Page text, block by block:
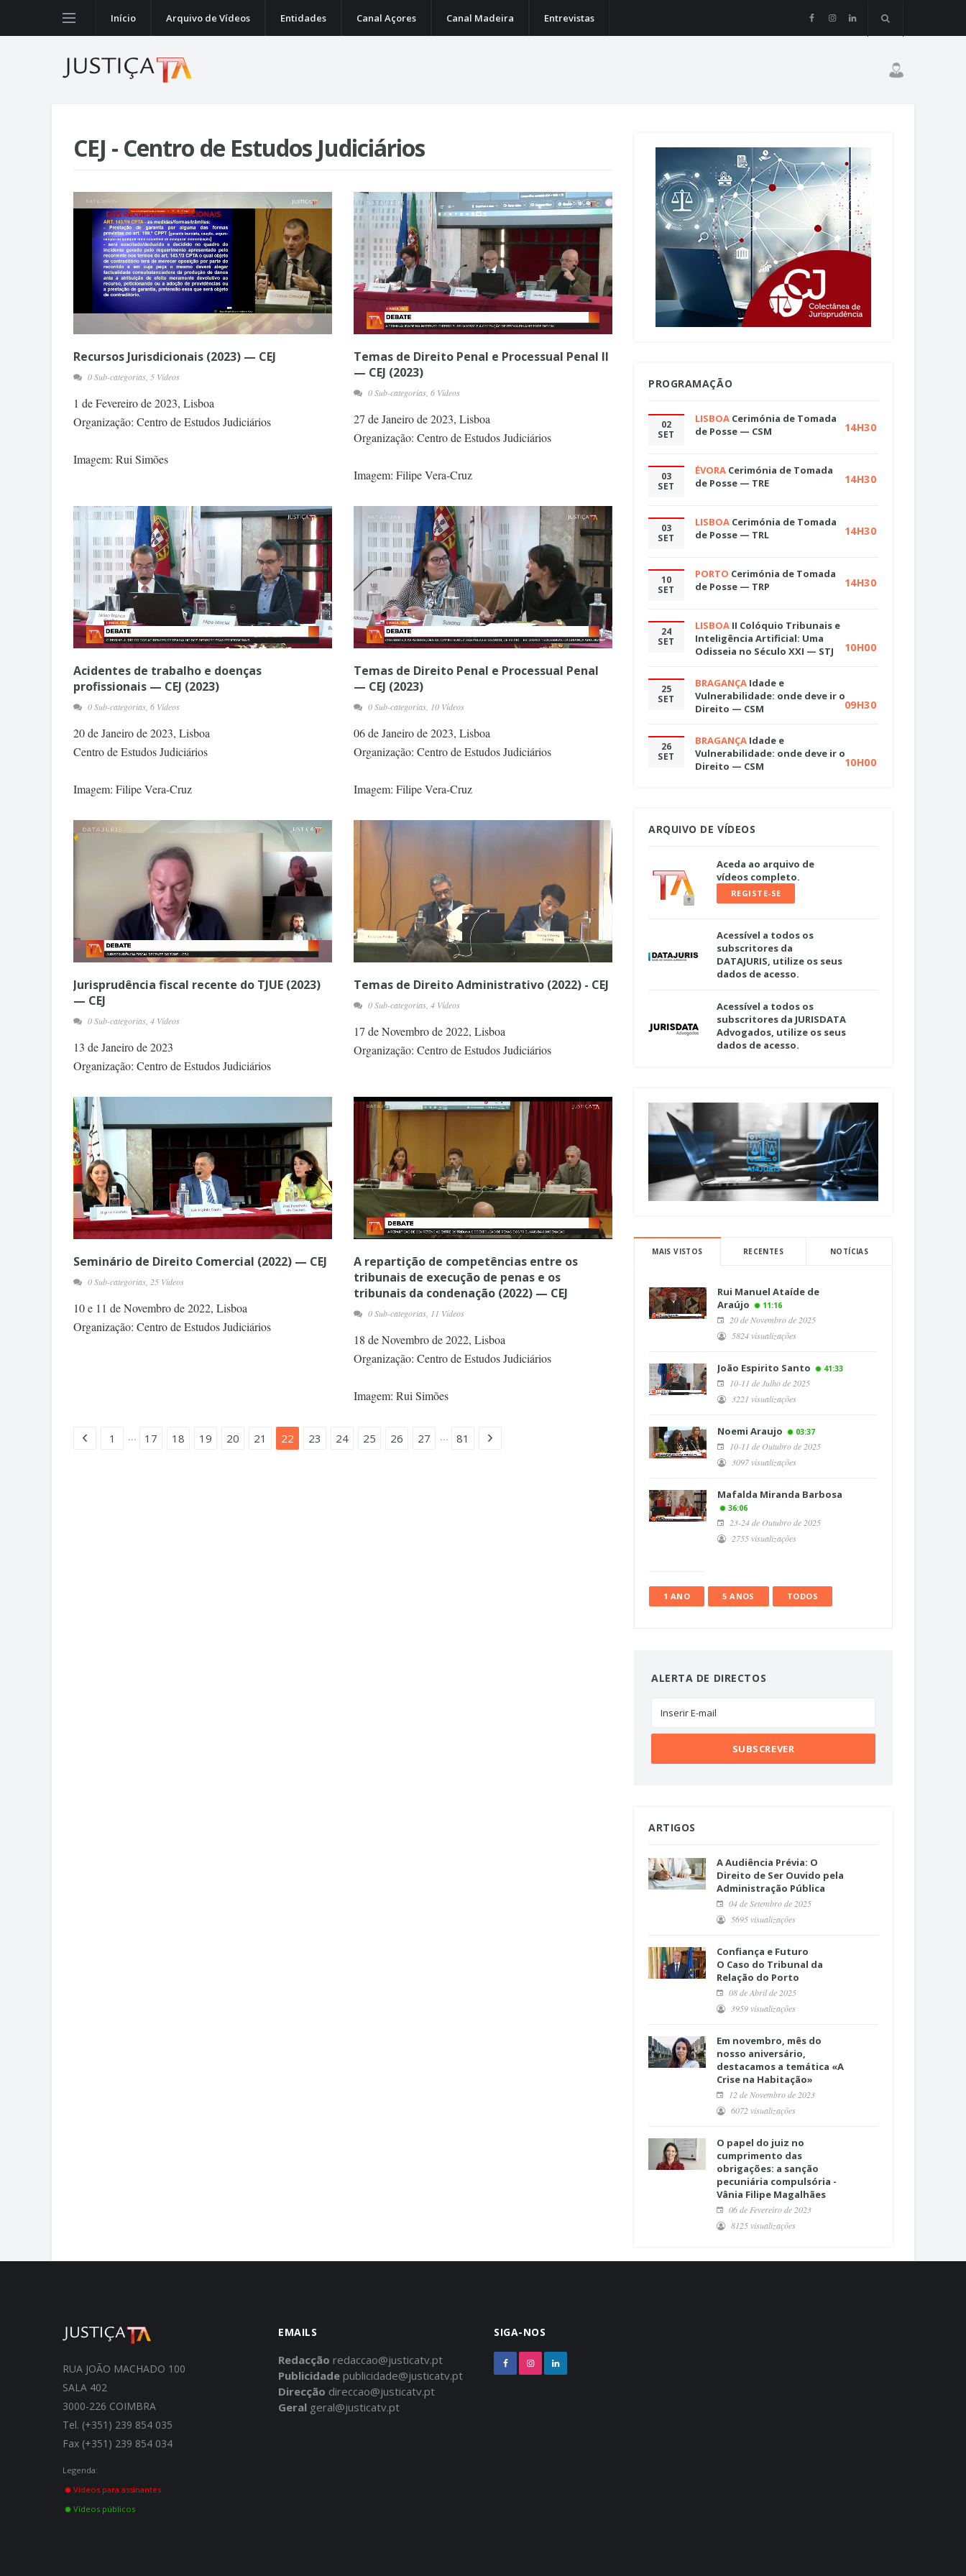
Início Arquivo de Vídeos Entidades Canal Açores Canal Madeira Entrevistas
CEJ - Centro de Estudos Judiciários
Recursos Jurisdicionais (2023) — CEJ
0 Sub-categorias, 5 Vídeos
1 de Fevereiro de 2023, Lisboa
Organização: Centro de Estudos Judiciários
Imagem: Rui Simões
Temas de Direito Penal e Processual Penal II
— CEJ (2023)
0 Sub-categorias, 6 Vídeos
27 de Janeiro de 2023, Lisboa
Organização: Centro de Estudos Judiciários
Imagem: Filipe Vera-Cruz
Acidentes de trabalho e doenças
profissionais — CEJ (2023)
0 Sub-categorias, 6 Vídeos
20 de Janeiro de 2023, Lisboa
Centro de Estudos Judiciários
Imagem: Filipe Vera-Cruz
Temas de Direito Penal e Processual Penal
— CEJ (2023)
0 Sub-categorias, 10 Vídeos
06 de Janeiro de 2023, Lisboa
Organização: Centro de Estudos Judiciários
Imagem: Filipe Vera-Cruz
Jurisprudência fiscal recente do TJUE (2023)
— CEJ
0 Sub-categorias, 4 Vídeos
13 de Janeiro de 2023
Organização: Centro de Estudos Judiciários
Temas de Direito Administrativo (2022) - CEJ
0 Sub-categorias, 4 Vídeos
17 de Novembro de 2022, Lisboa
Organização: Centro de Estudos Judiciários
Seminário de Direito Comercial (2022) — CEJ
0 Sub-categorias, 25 Vídeos
10 e 11 de Novembro de 2022, Lisboa
Organização: Centro de Estudos Judiciários
A repartição de competências entre os
tribunais de execução de penas e os
tribunais da condenação (2022) — CEJ
0 Sub-categorias, 11 Vídeos
18 de Novembro de 2022, Lisboa
Organização: Centro de Estudos Judiciários
Imagem: Rui Simões
1 ... 17 18 19 20 21 22 23 24 25 26 27 ... 81
PROGRAMAÇÃO
02
SET
LISBOA Cerimónia de Tomada
de Posse — CSM
14H30
03
SET
ÉVORA Cerimónia de Tomada
de Posse — TRE
14H30
03
SET
LISBOA Cerimónia de Tomada
de Posse — TRL
14H30
10
SET
PORTO Cerimónia de Tomada
de Posse — TRP
14H30
24
SET
LISBOA II Colóquio Tribunais e
Inteligência Artificial: Uma
Odisseia no Século XXI — STJ
10H00
25
SET
BRAGANÇA Idade e
Vulnerabilidade: onde deve ir o
Direito — CSM
09H30
26
SET
BRAGANÇA Idade e
Vulnerabilidade: onde deve ir o
Direito — CSM
10H00
ARQUIVO DE VÍDEOS
Aceda ao arquivo de
vídeos completo.
REGISTE-SE
Acessível a todos os
subscritores da
DATAJURIS, utilize os seus
dados de acesso.
Acessível a todos os
subscritores da JURISDATA
Advogados, utilize os seus
dados de acesso.
MAIS VISTOS RECENTES NOTÍCIAS
Rui Manuel Ataíde de
Araújo
11:16
20 de Novembro de 2025
5824 visualizações
João Espirito Santo 41:33
10-11 de Julho de 2025
3221 visualizações
Noemi Araujo 03:37
10-11 de Outubro de 2025
3097 visualizações
Mafalda Miranda Barbosa
36:06
23-24 de Outubro de 2025
2755 visualizações
1 ANO 5 ANOS TODOS
ALERTA DE DIRECTOS
ARTIGOS
A Audiência Prévia: O
Direito de Ser Ouvido pela
Administração Pública
04 de Setembro de 2025
5695 visualizações
Confiança e Futuro
O Caso do Tribunal da
Relação do Porto
08 de Abril de 2025
3959 visualizações
Em novembro, mês do
nosso aniversário,
destacamos a temática «A
Crise na Habitação»
12 de Novembro de 2023
6072 visualizações
O papel do juiz no
cumprimento das
obrigações: a sanção
pecuniária compulsória -
Vânia Filipe Magalhães
06 de Fevereiro de 2023
8125 visualizações
RUA JOÃO MACHADO 100
SALA 402
3000-226 COIMBRA
Tel. (+351) 239 854 035
Fax (+351) 239 854 034
Legenda:
Vídeos para assinantes
Vídeos públicos
EMAILS
Redacção redaccao@justicatv.pt
Publicidade publicidade@justicatv.pt
Direcção direccao@justicatv.pt
Geral geral@justicatv.pt
SIGA-NOS